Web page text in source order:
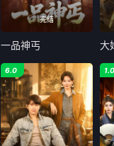
完结
一品神丐
6.0 1.0